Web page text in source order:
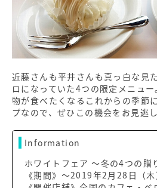
近藤さんも平井さんも真っ白な見
ロになっていた4つの限定メニュ
物が食べたくなるこれからの季節
プなので、ぜひこの機会をお見逃
Information
ホワイトフェア ～冬の4つの贈
《期間》～2019年2月28日（木